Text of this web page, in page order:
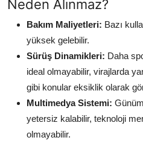
Neden Alınmaz?
Bakım Maliyetleri: Bazı
yüksek gelebilir.
Sürüş Dinamikleri: Daha
ideal olmayabilir, virajlarda
gibi konular eksiklik olarak
Multimedya Sistemi:
yetersiz kalabilir, teknoloji
olmayabilir.